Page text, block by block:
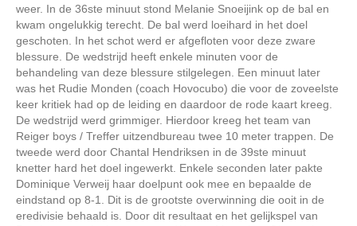
weer. In de 36ste minuut stond Melanie Snoeijink op de bal en
kwam ongelukkig terecht. De bal werd loeihard in het doel
geschoten. In het schot werd er afgefloten voor deze zware
blessure. De wedstrijd heeft enkele minuten voor de
behandeling van deze blessure stilgelegen. Een minuut later
was het Rudie Monden (coach Hovocubo) die voor de zoveelste
keer kritiek had op de leiding en daardoor de rode kaart kreeg.
De wedstrijd werd grimmiger. Hierdoor kreeg het team van
Reiger boys / Treffer uitzendbureau twee 10 meter trappen. De
tweede werd door Chantal Hendriksen in de 39ste minuut
knetter hard het doel ingewerkt. Enkele seconden later pakte
Dominique Verweij haar doelpunt ook mee en bepaalde de
eindstand op 8-1. Dit is de grootste overwinning die ooit in de
eredivisie behaald is. Door dit resultaat en het gelijkspel van